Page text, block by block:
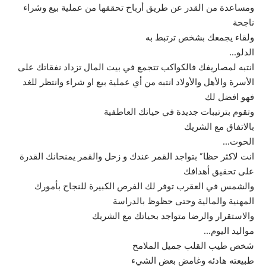
ومساعدة من القدر عن طريق أرباح تحققها من عملية بيع وشراء
ناجحة
ولقاء يجمعك بشخص ترتبط به
الدلو…
انتبه لمصاريفك فالكواكب تتجمع في بيت المال تزداد نفقاتك على
الأسرة والأهل والأولاد انتبه من أي عملية بيع او شراء وانتظر للغد
فهو افضل لك
وتقوم بترتيبات جديدة في حياتك العاطفية
بالاتفاق مع الشريك
الحوت…
انت لاكثر حظا” بتواجد القمر عندك و زحل والقمر يمنحانك القدرة
على تحقيق أهدافك
والشمس في العقرب توفر لك الفرص الكبيرة للنجاح بأمورك
المهنية والمالية وحتى حظوظ بالدراسة
والاستقرار والرضا متواجد بحياتك مع الشريك
مواليد اليوم…
شخص طيب القلب جميل الملامح
طبيعته هادئه وغامض بعض الشيء